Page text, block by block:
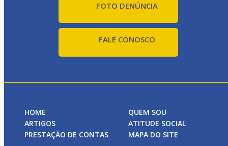
FOTO DENÚNCIA
FALE CONOSCO
HOME
QUEM SOU
ARTIGOS
ATITUDE SOCIAL
PRESTAÇÃO DE CONTAS
MAPA DO SITE